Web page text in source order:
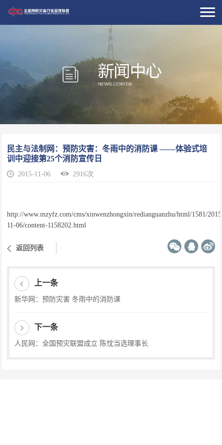
民主与法制网：预防灾害：冬雨中的消防课 ——体验式培
训中迎接第25个消防宣传日
2015-11-06 2916次
http://www.mzyfz.com/cms/xinwenzhongxin/redianguanzhu/html/1581/
11-06/content-1158202.html
返回列表
上一条
新华网：预防灾害 冬雨中的消防课
下一条
人民网：全国预灾联盟成立 陈忱当选理事长